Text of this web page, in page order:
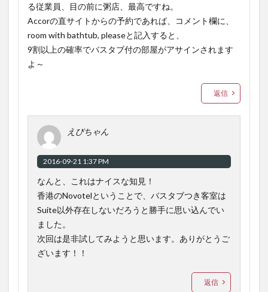
る従業員、目の前に粥店、最高ですね。
Accorの直サイトからの予約であれば、コメント欄に、
room with bathtub, pleaseと記入すると、
9割以上の確率でバスタブ付の部屋がアサインされます
よ～
返信
えびちゃん
2016-09-21 1:37 PM
なんと、これはナイスな知見！
香港のNovotelということで、バスタブつき客室は
Suite以外存在しないだろうと勝手に思い込んでい
ました。
次回は是非試してみようと思います。ありがとうご
ざいます！！
返信